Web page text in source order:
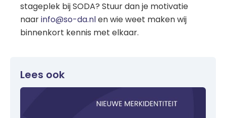
stageplek bij SODA? Stuur dan je motivatie
naarinfo@so-da.nlen wie weet maken wij
binnenkort kennis met elkaar.
Lees ook